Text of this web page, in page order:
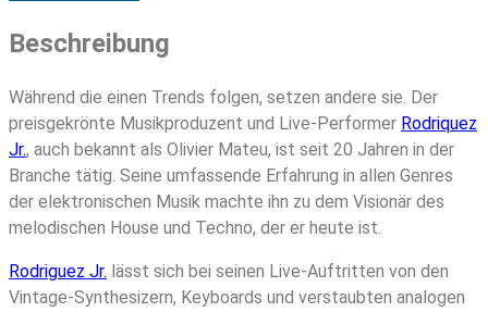
BLISSS
Atmos
Edition)
Menge
Beschreibung
Während die einen Trends folgen, setzen andere sie. Der
preisgekrönte Musikproduzent und Live-Performer Rodriquez
Jr., auch bekannt als Olivier Mateu, ist seit 20 Jahren in der
Branche tätig. Seine umfassende Erfahrung in allen Genres
der elektronischen Musik machte ihn zu dem Visionär des
melodischen House und Techno, der er heute ist.
Rodriguez Jr. lässt sich bei seinen Live-Auftritten von den
Vintage-Synthesizern, Keyboards und verstaubten analogen